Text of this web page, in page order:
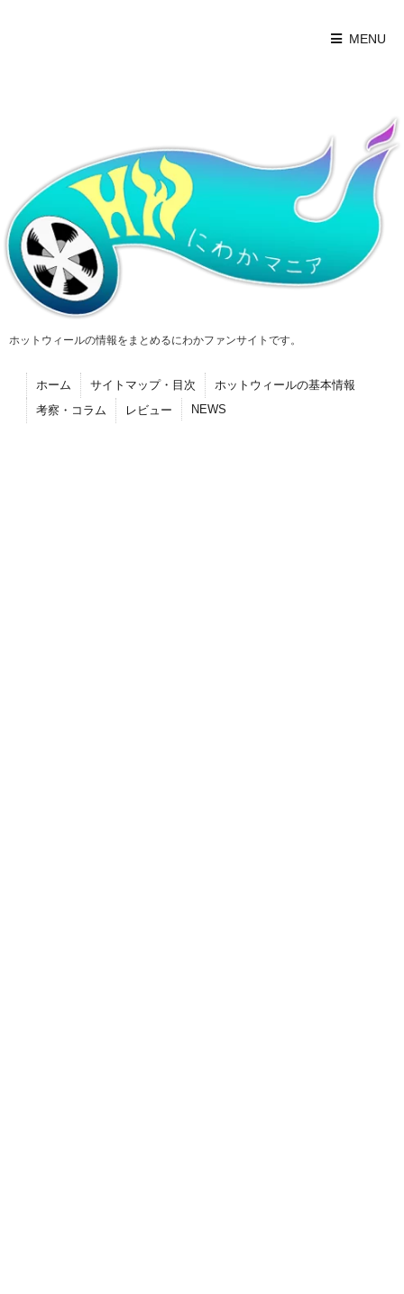
MENU
ホットウィールの情報をまとめるにわかファンサイトです。
ホーム サイトマップ・目次
ホットウィールの基本情報
考察・コラム
レビュー NEWS